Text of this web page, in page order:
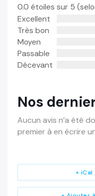
0.0 étoiles sur 5
Excellent
Très bon
Moyen
Passable
Décevant
Nos
Aucun avis n’a été
premier à en écrire
+